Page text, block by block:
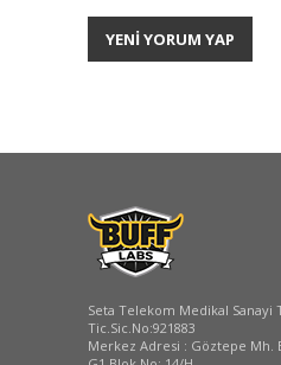
YENİ YORUM YAP
Seta Telekom Medikal
Tic.Sic.No:921883
Merkez Adresi : Göztepe Mh.